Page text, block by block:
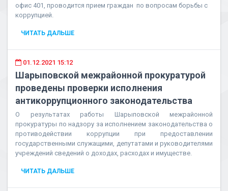
офис 401, проводится прием граждан по вопросам борьбы с
коррупцией.
ЧИТАТЬ ДАЛЬШЕ
01.12.2021 15:12
Шарыповской межрайонной прокуратурой
проведены проверки исполнения
антикоррупционного законодательства
О результатах работы Шарыповской межрайонной
прокуратуры по надзору за исполнением законодательства о
противодействии коррупции при предоставлении
государственными служащими, депутатами и руководителями
учреждений сведений о доходах, расходах и имуществе.
ЧИТАТЬ ДАЛЬШЕ